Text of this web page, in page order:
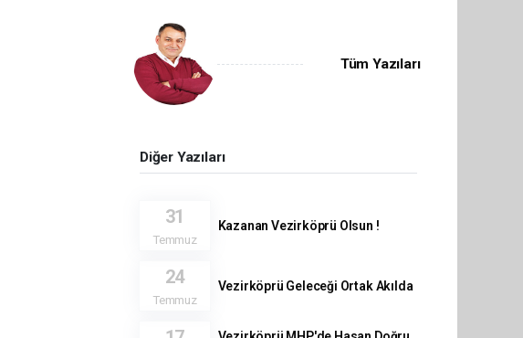
Tüm Yazıları
Diğer Yazıları
31
Temmuz
Kazanan Vezirköprü Olsun !
24
Temmuz
Vezirköprü Geleceği Ortak Akılda